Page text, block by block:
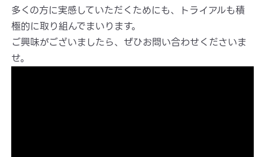
多くの方に実感していただくためにも、トライアルも積
極的に取り組んでまいります。
ご興味がございましたら、ぜひお問い合わせくださいま
せ。